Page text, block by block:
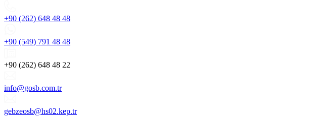
+90 (262) 648 48 48
+90 (549) 791 48 48
+90 (262) 648 48 22
info@gosb.com.tr
gebzeosb@hs02.kep.tr